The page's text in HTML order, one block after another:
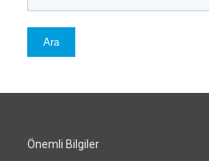
Ara
Önemli Bilgiler